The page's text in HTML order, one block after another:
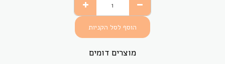
הוסף לסל הקניות
מוצרים דומים